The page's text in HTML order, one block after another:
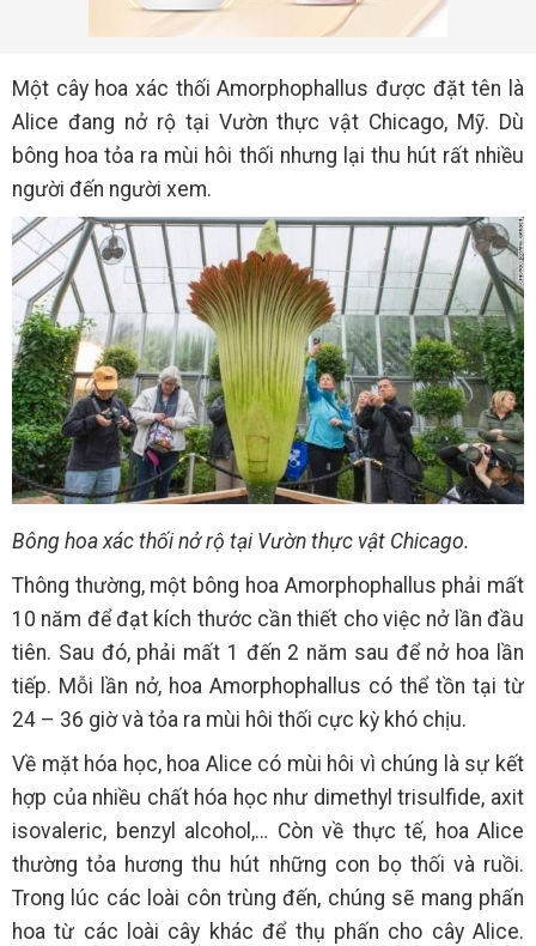
Một cây hoa xác thối Amorphophallus được đặt tên là
Alice đang nở rộ tại Vườn thực vật Chicago, Mỹ. Dù
bông hoa tỏa ra mùi hôi thối nhưng lại thu hút rất nhiều
người đến người xem.
Bông hoa xác thối nở rộ tại Vườn thực vật Chicago.
Thông thường, một bông hoa Amorphophallus phải mất
10 năm để đạt kích thước cần thiết cho việc nở lần đầu
tiên. Sau đó, phải mất 1 đến 2 năm sau để nở hoa lần
tiếp. Mỗi lần nở, hoa Amorphophallus có thể tồn tại từ
24 – 36 giờ và tỏa ra mùi hôi thối cực kỳ khó chịu.
Về mặt hóa học, hoa Alice có mùi hôi vì chúng là sự kết
hợp của nhiều chất hóa học như dimethyl trisulfide, axit
isovaleric, benzyl alcohol,… Còn về thực tế, hoa Alice
thường tỏa hương thu hút những con bọ thối và ruồi.
Trong lúc các loài côn trùng đến, chúng sẽ mang phấn
hoa từ các loài cây khác để thụ phấn cho cây Alice.